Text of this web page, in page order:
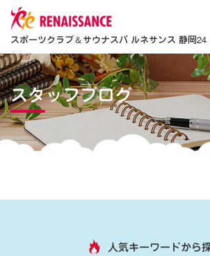
スポーツクラブ＆サウナスパ ルネサンス 静岡24
スタッフブログ
人気キーワードから